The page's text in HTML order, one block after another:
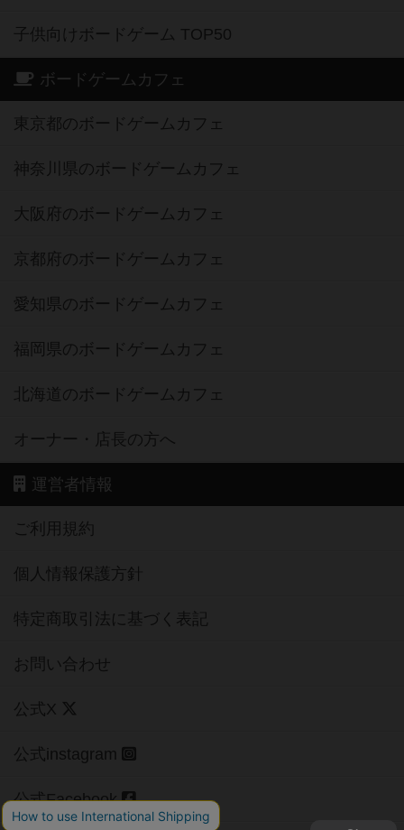
子供向けボードゲーム TOP50
ボードゲームカフェ
東京都のボードゲームカフェ
神奈川県のボードゲームカフェ
大阪府のボードゲームカフェ
京都府のボードゲームカフェ
愛知県のボードゲームカフェ
福岡県のボードゲームカフェ
北海道のボードゲームカフェ
オーナー・店長の方へ
運営者情報
ご利用規約
個人情報保護方針
特定商取引法に基づく表記
お問い合わせ
公式X
公式instagram
公式Facebook